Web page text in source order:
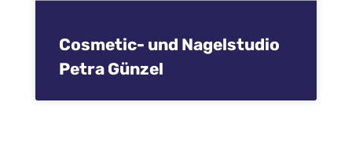
Cosmetic- und Nagelstudio
Petra Günzel